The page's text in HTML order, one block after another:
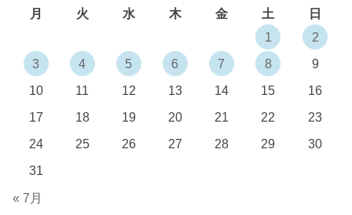
月
火 水 木 金 土
日
1
2
3
4 5 6 7 8
9
10
11 12 13 14 15
16
17
18 19 20 21 22
23
24
25 26 27 28 29
30
31
« 7月